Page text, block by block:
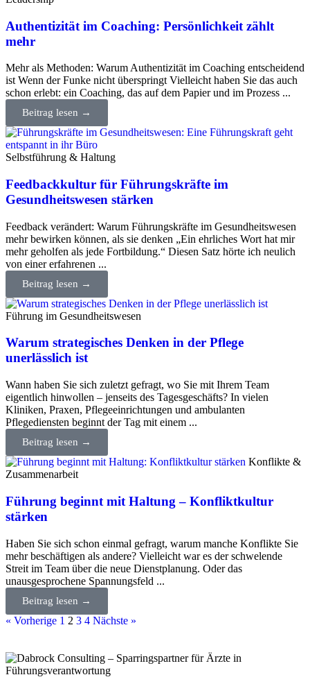
Authentizität im Coaching: Persönlichkeit zählt
mehr
Mehr als Methoden: Warum Authentizität im Coaching entscheidend
ist Wenn der Funke nicht überspringt Vielleicht haben Sie das auch
schon erlebt: ein Coaching, das auf dem Papier und im Prozess ...
Beitrag lesen →
Selbstführung & Haltung
Feedbackkultur für Führungskräfte im
Gesundheitswesen stärken
Feedback verändert: Warum Führungskräfte im Gesundheitswesen
mehr bewirken können, als sie denken „Ein ehrliches Wort hat mir
mehr geholfen als jede Fortbildung.“ Diesen Satz hörte ich neulich
von einer erfahrenen ...
Beitrag lesen →
Führung im Gesundheitswesen
Warum strategisches Denken in der Pflege
unerlässlich ist
Wann haben Sie sich zuletzt gefragt, wo Sie mit Ihrem Team
eigentlich hinwollen – jenseits des Tagesgeschäfts? In vielen
Kliniken, Praxen, Pflegeeinrichtungen und ambulanten
Pflegediensten beginnt der Tag mit einem ...
Beitrag lesen →
Konflikte &
Zusammenarbeit
Führung beginnt mit Haltung – Konfliktkultur
stärken
Haben Sie sich schon einmal gefragt, warum manche Konflikte Sie
mehr beschäftigen als andere? Vielleicht war es der schwelende
Streit im Team über die neue Dienstplanung. Oder das
unausgesprochene Spannungsfeld ...
Beitrag lesen →
« Vorherige 1 2 3 4 Nächste »